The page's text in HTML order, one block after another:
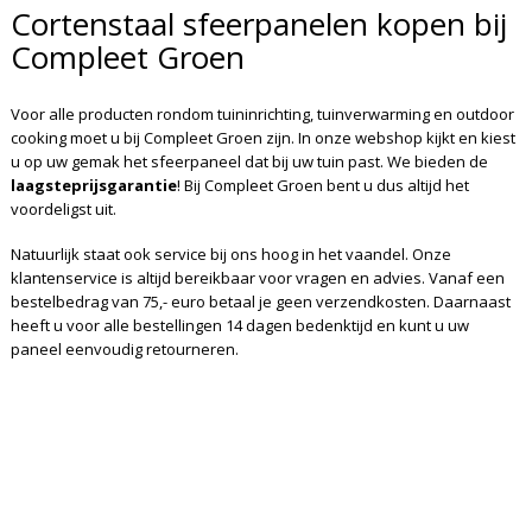
Cortenstaal sfeerpanelen kopen bij
Compleet Groen
Voor alle producten rondom tuininrichting, tuinverwarming en outdoor
cooking moet u bij Compleet Groen zijn. In onze webshop kijkt en kiest
u op uw gemak het sfeerpaneel dat bij uw tuin past. We bieden de
laagsteprijsgarantie! Bij Compleet Groen bent u dus altijd het
voordeligst uit.
Natuurlijk staat ook service bij ons hoog in het vaandel. Onze
klantenservice is altijd bereikbaar voor vragen en advies. Vanaf een
bestelbedrag van 75,- euro betaal je geen verzendkosten. Daarnaast
heeft u voor alle bestellingen 14 dagen bedenktijd en kunt u uw
paneel eenvoudig retourneren.